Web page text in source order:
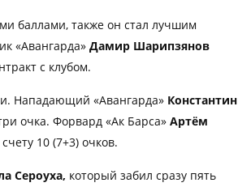
баллами, также он стал лучшим
«Авангарда» Дамир Шарипзянов
с клубом.
Нападающий «Авангарда» Константин
очка. Форвард «Ак Барса» Артём
10 (7+3) очков.
Сероуха, который забил сразу пять